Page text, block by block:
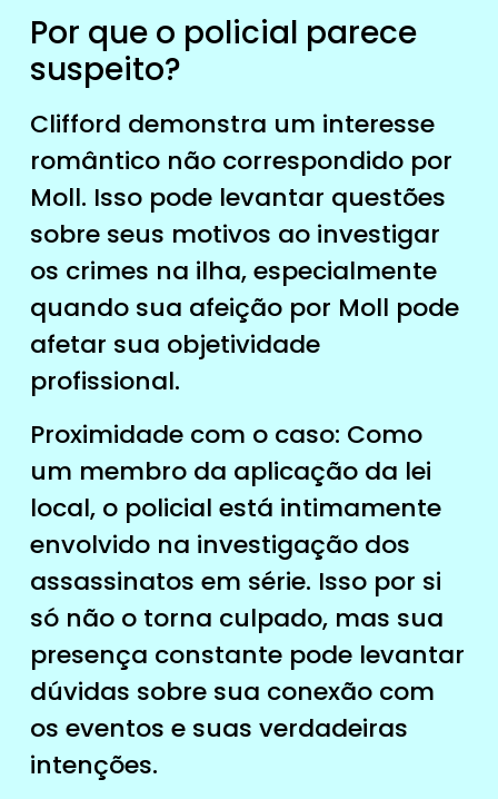
Por que o policial parece
suspeito?
Clifford demonstra um interesse
romântico não correspondido por
Moll. Isso pode levantar questões
sobre seus motivos ao investigar
os crimes na ilha, especialmente
quando sua afeição por Moll pode
afetar sua objetividade
profissional.
Proximidade com o caso: Como
um membro da aplicação da lei
local, o policial está intimamente
envolvido na investigação dos
assassinatos em série. Isso por si
só não o torna culpado, mas sua
presença constante pode levantar
dúvidas sobre sua conexão com
os eventos e suas verdadeiras
intenções.